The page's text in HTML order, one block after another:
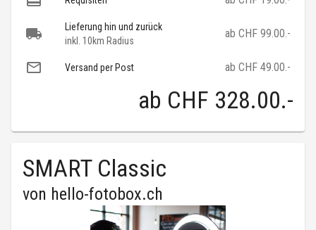
Lieferung hin und zurück
inkl. 10km Radius
ab CHF 99.00.-
Versand per Post ab CHF 49.00.-
ab CHF 328.00.-
SMART Classic
von hello-fotobox.ch